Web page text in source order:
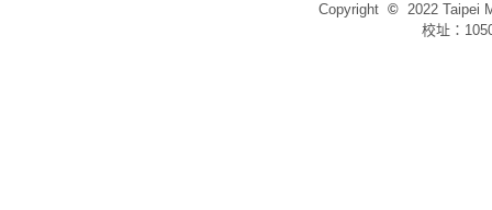
Copyright © 2022 Taipei
校址：